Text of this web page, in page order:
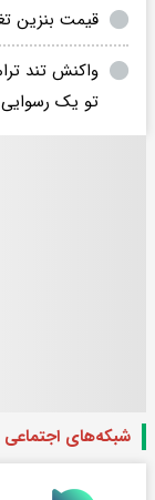
قیمت بنزین
واکنش تند
تو یک
شبکه‌های اجتماعی